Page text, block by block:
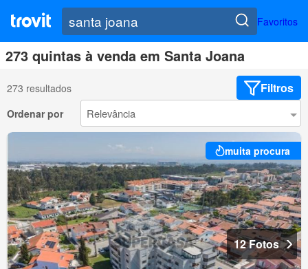
Favoritos
273 quintas à venda em Santa Joana
273 resultados Filtros
Ordenar por
muita procura
12 Fotos